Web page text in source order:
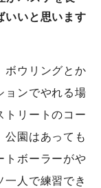
いいと思います
ボウリングとか
ョンでやれる場
トリートのコー
公園はあっても
トボーラーがや
人で練習でき